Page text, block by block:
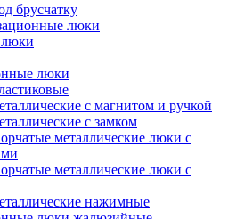
брусчатку
люки
люки
с магнитом и ручкой
с замком
металлические люки с
металлические люки с
нажимные